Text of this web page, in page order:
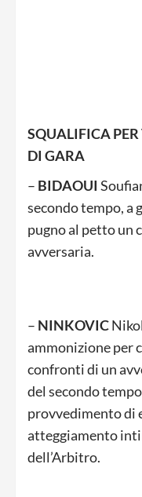
SQUALIFICA
DI GARA
– BIDAOUI
secondo tempo, a
pugno al petto un
avversaria.
– NINKOVIC
ammonizione per
confronti di un
del secondo
provvedimento di
atteggiamento
dell’Arbitro.